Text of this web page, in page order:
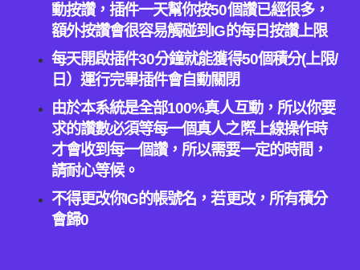
動按讚，插件一天幫你按50個讚已經很多，
額外按讚會很容易觸碰到IG的每日按讚上限
每天開啟插件30分鐘就能獲得50個積分(上限/
日）運行完畢插件會自動關閉
由於本系統是全部100%真人互動，所以你要
求的讚數必須等每一個真人之際上線操作時
才會收到每一個讚，所以需要一定的時間，
請耐心等候。
不得更改你IG的帳號名，若更改，所有積分
會歸0